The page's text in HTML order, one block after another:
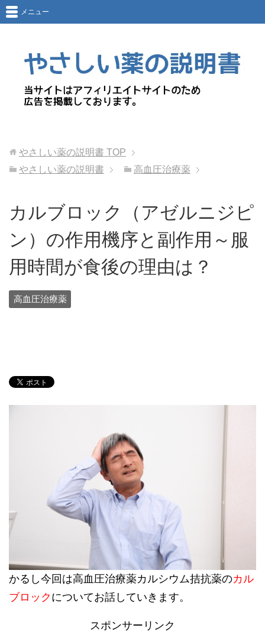
メニュー
やさしい薬の説明書 TOP
やさしい薬の説明書
高血圧治療薬
カルブロック（アゼルニジピ
ン）の作用機序と副作用～服
用時間が食後の理由は？
高血圧治療薬
かるし今回は高血圧治療薬カルシウム拮抗薬のカル
ブロック についてお話していきます。
スポンサーリンク